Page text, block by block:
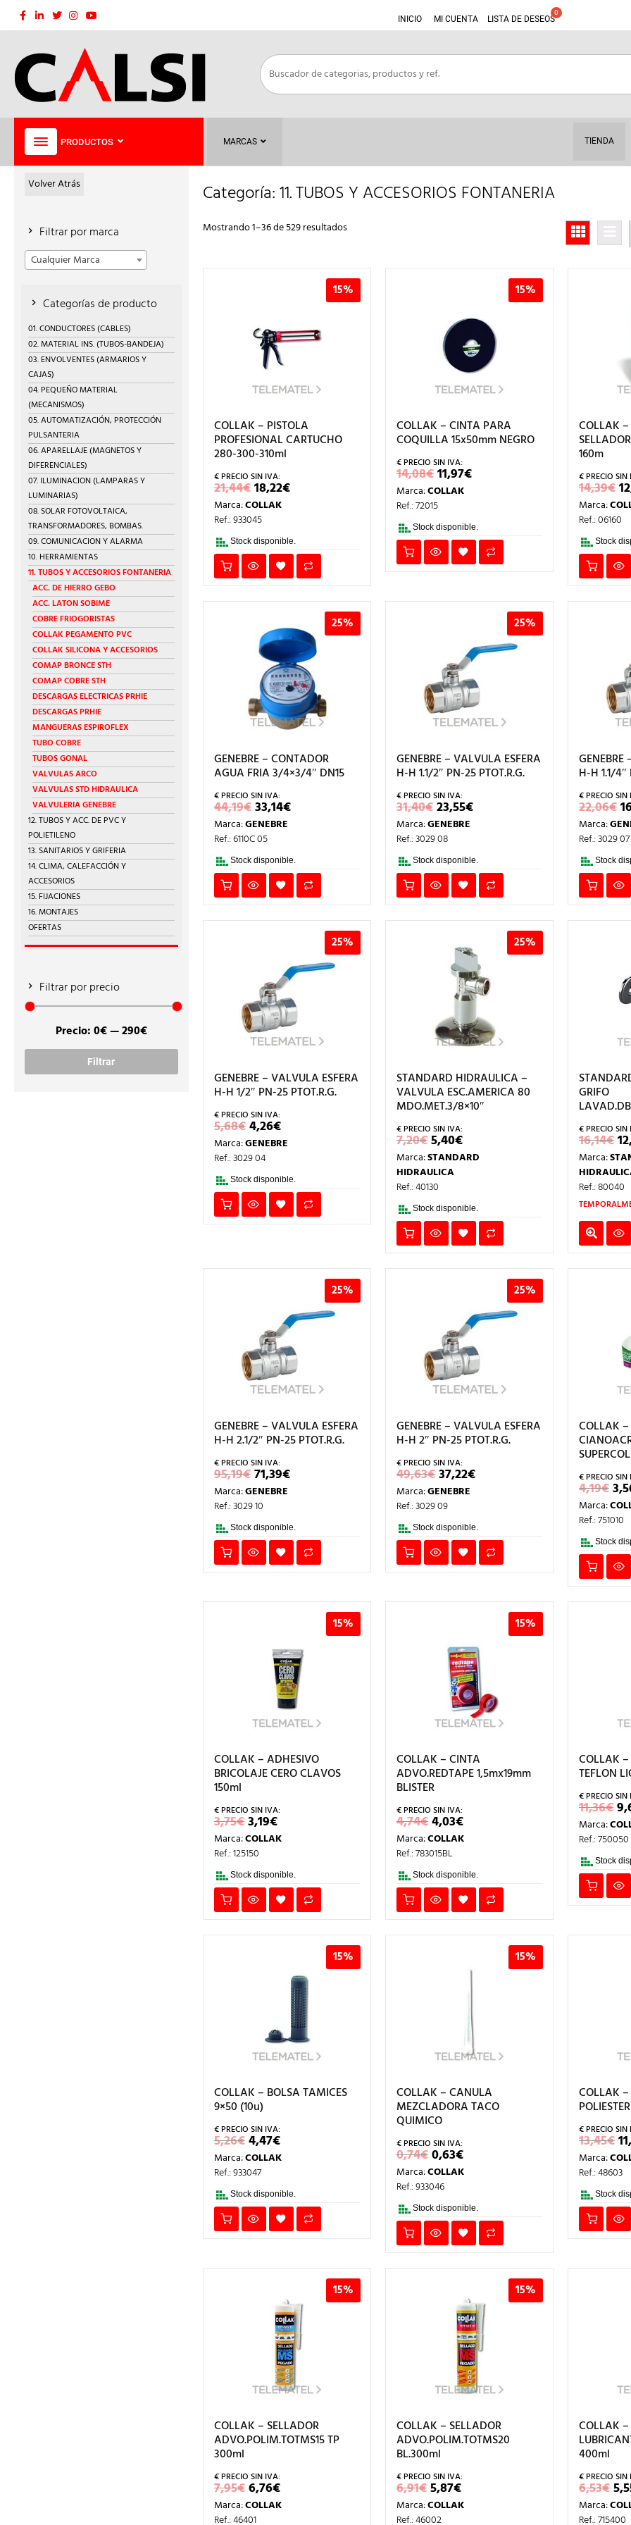
Saltar
INICIO MI CUENTA LISTA DE DESEOS
PRODUCTOS MARCAS TIENDA
Categoría:11. TUBOS Y ACCESORIOS FONTANERIA
Mostrando 1–36 de 529 resultadosOrdenado
15%
COLLAK – PISTOLA
PROFESIONAL CARTUCHO
280-300-310ml
21,44€EL
PRECIO
ORIGINAL
ERA:
21,44€.
18,22€EL
PRECIO
Marca:COLLAK
Ref.: 933045
Stock disponible.
15%
COLLAK – CINTA PARA
COQUILLA 15x50mm NEGRO
14,08€EL
PRECIO
ORIGINAL
ERA:
14,08€.
11,97€EL
PRECIO
Marca:COLLAK
Ref.: 72015
Stock disponible.
COLLAK
160m
14,39€
Marca:
Ref.: 06160
Stock
25%
GENEBRE – CONTADOR
AGUA FRIA 3/4×3/4″ DN15
44,19€EL
PRECIO
ORIGINAL
ERA:
44,19€.
33,14€EL
PRECIO
Marca:GENEBRE
Ref.: 6110C 05
Stock disponible.
25%
GENEBRE – VALVULA ESFERA
H-H 1.1/2″ PN-25 PTOT.R.G.
31,40€EL
PRECIO
ORIGINAL
ERA:
31,40€.
23,55€EL
PRECIO
Marca:GENEBRE
Ref.: 3029 08
Stock disponible.
GENEBRE
H-H 1.1/4″
22,06€
Marca:
Ref.: 3029 07
Stock
25%
GENEBRE – VALVULA ESFERA
H-H 1/2″ PN-25 PTOT.R.G.
5,68€EL
PRECIO
ORIGINAL
ERA:
5,68€.
4,26€EL
PRECIO
ACTUAL
4,26€.
Marca:GENEBRE
Ref.: 3029 04
Stock disponible.
25%
STANDARD HIDRAULICA –
VALVULA ESC.AMERICA 80
MDO.MET.3/8×10″
7,20€EL
PRECIO
ORIGINAL
ERA:
7,20€.
5,40€EL
PRECIO
ACTUAL
Marca:STANDARD
HIDRAULICA
Ref.: 40130
Stock disponible.
GRIFO
16,14€
Marca:
Ref.: 80040
25%
GENEBRE – VALVULA ESFERA
H-H 2.1/2″ PN-25 PTOT.R.G.
95,19€EL
PRECIO
ORIGINAL
ERA:
95,19€.
71,39€EL
PRECIO
Marca:GENEBRE
Ref.: 3029 10
Stock disponible.
25%
GENEBRE – VALVULA ESFERA
H-H 2″ PN-25 PTOT.R.G.
49,63€EL
PRECIO
ORIGINAL
ERA:
49,63€.
37,22€EL
PRECIO
Marca:GENEBRE
Ref.: 3029 09
Stock disponible.
COLLAK
4,19€EL
ERA:
Marca:
Ref.: 751010
Stock
15%
COLLAK – ADHESIVO
BRICOLAJE CERO CLAVOS
150ml
3,75€EL
PRECIO
ORIGINAL
ERA:
3,75€.
3,19€EL
PRECIO
ACTUAL
3,19€.
Marca:COLLAK
Ref.: 125150
Stock disponible.
15%
COLLAK – CINTA
ADVO.REDTAPE 1,5mx19mm
BLISTER
4,74€EL
PRECIO
ORIGINAL
ERA:
4,74€.
4,03€EL
PRECIO
ACTUAL
4,03€.
Marca:COLLAK
Ref.: 783015BL
Stock disponible.
COLLAK
TEFLON
11,36€EL
Marca:
Ref.: 750050
Stock
15%
COLLAK – BOLSA TAMICES
9×50 (10u)
5,26€EL
PRECIO
ORIGINAL
ERA:
5,26€.
4,47€EL
PRECIO
ACTUAL
4,47€.
Marca:COLLAK
Ref.: 933047
Stock disponible.
15%
COLLAK – CANULA
MEZCLADORA TACO
QUIMICO
0,74€EL
PRECIO
ORIGINAL
ERA:
0,74€.
0,63€EL
PRECIO
ACTUAL
0,63€.
Marca:COLLAK
Ref.: 933046
Stock disponible.
COLLAK
13,45€
Marca:
Ref.: 48603
Stock
15%
COLLAK – SELLADOR
ADVO.POLIM.TOTMS15 TP
300ml
7,95€EL
PRECIO
ORIGINAL
6,76€EL
PRECIO
ACTUAL
Marca:COLLAK
Ref.: 46401
15%
COLLAK – SELLADOR
ADVO.POLIM.TOTMS20
BL.300ml
6,91€EL
PRECIO
ORIGINAL
5,87€EL
PRECIO
ACTUAL
Marca:COLLAK
Ref.: 46002
COLLAK
400ml
6,53€EL
Marca:
Ref.: 715400
Volver Atrás
Filtrar por marca
Cualquier Marca
Categorías de producto
01. CONDUCTORES (CABLES)
02. MATERIAL INS. (TUBOS-BANDEJA)
03. ENVOLVENTES (ARMARIOS Y
CAJAS)
04. PEQUEÑO MATERIAL
(MECANISMOS)
05. AUTOMATIZACIÓN, PROTECCIÓN
PULSANTERIA
06. APARELLAJE (MAGNETOS Y
DIFERENCIALES)
07. ILUMINACION (LAMPARAS Y
LUMINARIAS)
08. SOLAR FOTOVOLTAICA,
TRANSFORMADORES, BOMBAS.
09. COMUNICACION Y ALARMA
10. HERRAMIENTAS
11. TUBOS Y ACCESORIOS FONTANERIA
ACC. DE HIERRO GEBO
ACC. LATON SOBIME
COBRE FRIOGORISTAS
COLLAK PEGAMENTO PVC
COLLAK SILICONA Y ACCESORIOS
COMAP BRONCE STH
COMAP COBRE STH
DESCARGAS ELECTRICAS PRHIE
DESCARGAS PRHIE
MANGUERAS ESPIROFLEX
TUBO COBRE
TUBOS GONAL
VALVULAS ARCO
VALVULAS STD HIDRAULICA
VALVULERIA GENEBRE
12. TUBOS Y ACC. DE PVC Y
POLIETILENO
13. SANITARIOS Y GRIFERIA
14. CLIMA, CALEFACCIÓN Y
ACCESORIOS
15. FIJACIONES
16. MONTAJES
OFERTAS
Filtrar por precio
Filtrar
Precio:0€—290€